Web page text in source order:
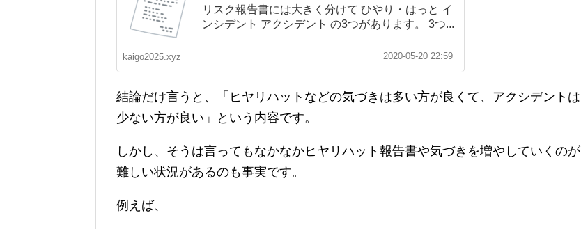
リスク報告書には大きく分けて ひやり・はっと イ
ンシデント アクシデント の3つがあります。 3つ...
kaigo2025.xyz 2020-05-20 22:59
結論だけ言うと、「ヒヤリハットなどの気づきは多い方が良くて、アクシデントは
少ない方が良い」という内容です。
しかし、そうは言ってもなかなかヒヤリハット報告書や気づきを増やしていくのが
難しい状況があるのも事実です。
例えば、